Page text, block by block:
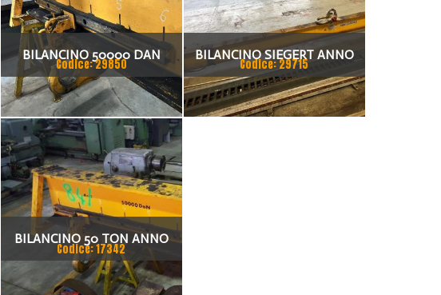
BILANCINO 50000 DAN
Codice: 29850
BILANCINO SIEGERT ANNO
2010 PORTATA 2500 KG
Codice: 29715
BILANCINO 50 TON ANNO
2007 REGOLABILE
Codice: 17342